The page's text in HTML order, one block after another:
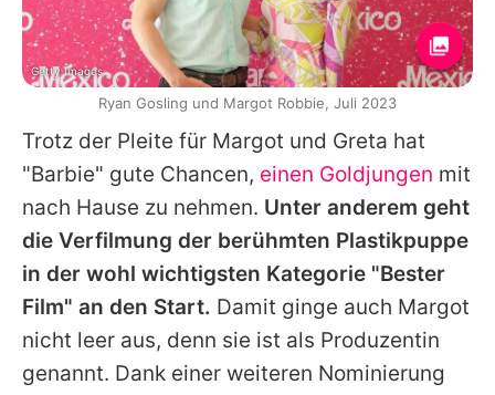
Trotz der Pleite für Margot und Greta hat
"Barbie" gute Chancen, einen Goldjungen mit
nach Hause zu nehmen. Unter anderem geht
die Verfilmung der berühmten Plastikpuppe
in der wohl wichtigsten Kategorie "Bester
Film" an den Start. Damit ginge auch Margot
nicht leer aus, denn sie ist als Produzentin
genannt. Dank einer weiteren Nominierung
Getty Images
Ryan Gosling und Margot Robbie, Juli 2023